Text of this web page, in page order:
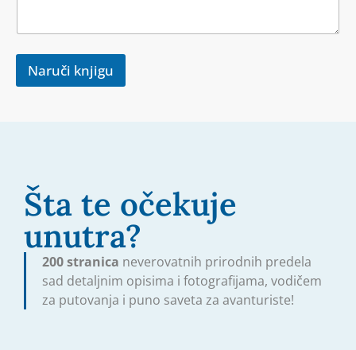
Naruči knjigu
Šta te očekuje
unutra?
200 stranica neverovatnih prirodnih predela
sad detaljnim opisima i fotografijama, vodičem
za putovanja i puno saveta za avanturiste!